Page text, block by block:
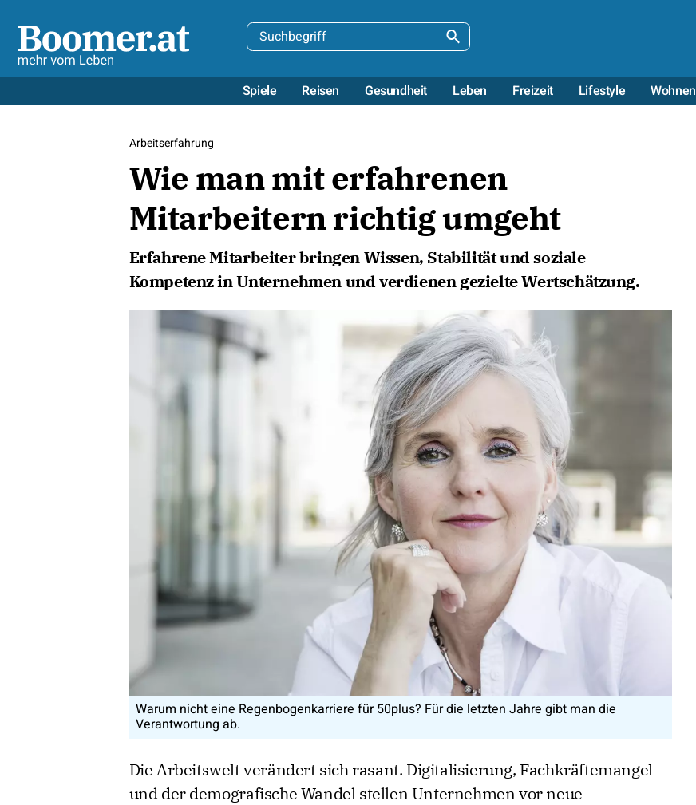
Spiele Reisen Gesundheit Leben Freizeit Lifestyle Wohnen
Arbeitserfahrung
Wie man mit erfahrenen
Mitarbeitern richtig umgeht
Erfahrene Mitarbeiter bringen Wissen, Stabilität und soziale
Kompetenz in Unternehmen und verdienen gezielte Wertschätzung.
Warum nicht eine Regenbogenkarriere für 50plus? Für die letzten Jahre gibt man die
Verantwortung ab.
Die Arbeitswelt verändert sich rasant. Digitalisierung, Fachkräftemangel
und der demografische Wandel stellen Unternehmen vor neue